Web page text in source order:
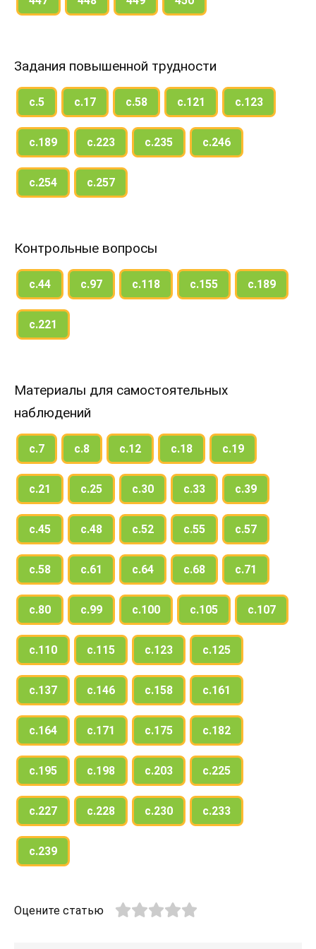
Задания повышенной трудности
с.5 с.17 с.58 с.121 с.123
с.189 с.223 с.235 с.246
с.254 с.257
Контрольные вопросы
с.44 с.97 с.118 с.155 с.189
с.221
Материалы для самостоятельных
наблюдений
с.7 с.8 с.12 с.18 с.19
с.21 с.25 с.30 с.33 с.39
с.45 с.48 с.52 с.55 с.57
с.58 с.61 с.64 с.68 с.71
с.80 с.99 с.100 с.105 с.107
с.110 с.115 с.123 с.125
с.137 с.146 с.158 с.161
с.164 с.171 с.175 с.182
с.195 с.198 с.203 с.225
с.227 с.228 с.230 с.233
с.239
Оцените статью